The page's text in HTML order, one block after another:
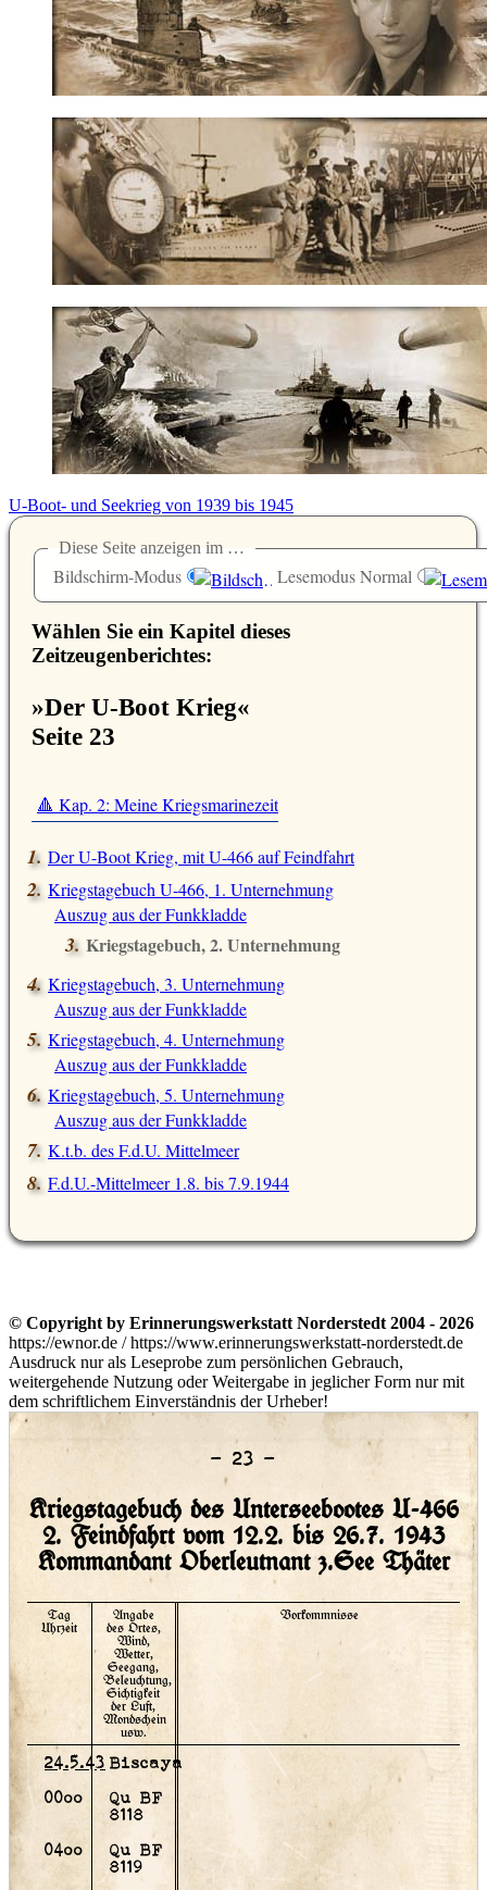
U-Boot- und Seekrieg von 1939 bis 1945
Diese Seite anzeigen im …
Bildschirm-Modus Lesemodus Normal
Wählen Sie ein Kapitel dieses
Zeitzeugenberichtes:
»Der U-Boot Krieg«
Seite 23
🔺 Kap. 2: Meine Kriegsmarinezeit
Der U-Boot Krieg, mit U-466 auf Feindfahrt
Kriegstagebuch U-466, 1. Unternehmung
Auszug aus der Funkkladde
Kriegstagebuch, 2. Unternehmung
Kriegstagebuch, 3. Unternehmung
Auszug aus der Funkkladde
Kriegstagebuch, 4. Unternehmung
Auszug aus der Funkkladde
Kriegstagebuch, 5. Unternehmung
Auszug aus der Funkkladde
K.t.b. des F.d.U. Mittelmeer
F.d.U.-Mittelmeer 1.8. bis 7.9.1944
© Copyright by Erinnerungswerkstatt Norderstedt 2004 - 2026
https://ewnor.de / https://www.erinnerungswerkstatt-norderstedt.de
Ausdruck nur als Leseprobe zum persönlichen Gebrauch,
weitergehende Nutzung oder Weitergabe in jeglicher Form nur mit
dem schriftlichem Einverständnis der Urheber!
– 23 –
Kriegstagebuch des Unterseebootes U-466
2. Feindfahrt vom 12.2. bis 26.7. 1943
Kommandant Oberleutnant z.See Thäter
Tag
Uhrzeit
Angabe
des Ortes,
Wind,
Wetter,
Seegang,
Beleuchtung,
Sichtigkeit
der Luft,
Mondschein
usw.
Vorkommnisse
24.5.43 Biscaya
00oo
Qu BF
8118
04oo
Qu BF
8119